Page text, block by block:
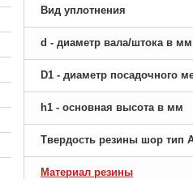
Вид уплотнения
d - диаметр вала/штока в мм
D1 - диаметр посадочного
h1 - основная высота в мм
Твердость резины шор тип
Материал резины